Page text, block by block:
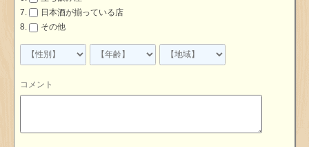
日本酒が揃っている店
その他
コメント